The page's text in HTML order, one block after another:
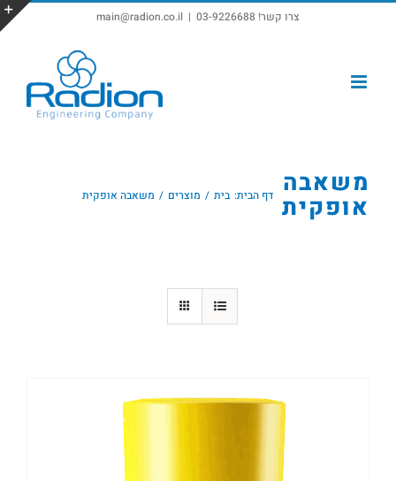
צרו קשר! 03-9226688 |
main@radion.co.il
משאבה
אופקית דף הבית: בית מוצרים משאבה אופקית